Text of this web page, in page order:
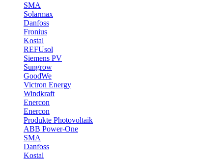
SMA
Solarmax
Danfoss
Fronius
Kostal
REFUsol
Siemens PV
Sungrow
GoodWe
Victron Energy
Windkraft
Enercon
Enercon
Produkte Photovoltaik
ABB Power-One
SMA
Danfoss
Kostal